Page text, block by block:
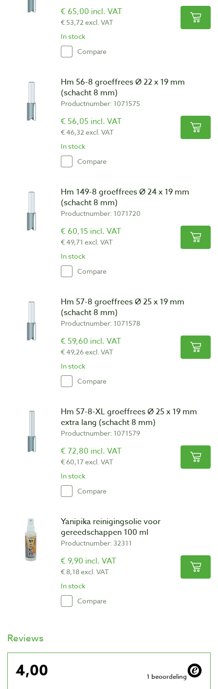
€ 65,00 incl. VAT
€ 53,72 excl. VAT
In stock
Compare
Hm 56-8 groeffrees Ø 22 x 19 mm
(schacht 8 mm)
Productnumber: 1071575
€ 56,05 incl. VAT
€ 46,32 excl. VAT
In stock
Compare
Hm 149-8 groeffrees Ø 24 x 19 mm
(schacht 8 mm)
Productnumber: 1071720
€ 60,15 incl. VAT
€ 49,71 excl. VAT
In stock
Compare
Hm 57-8 groeffrees Ø 25 x 19 mm
(schacht 8 mm)
Productnumber: 1071578
€ 59,60 incl. VAT
€ 49,26 excl. VAT
In stock
Compare
Hm 57-8-XL groeffrees Ø 25 x 19 mm
extra lang (schacht 8 mm)
Productnumber: 1071579
€ 72,80 incl. VAT
€ 60,17 excl. VAT
In stock
Compare
Yanipika reinigingsolie voor
gereedschappen 100 ml
Productnumber: 32311
€ 9,90 incl. VAT
€ 8,18 excl. VAT
In stock
Compare
Reviews